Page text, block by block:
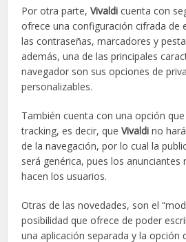
Por otra parte,Vivaldi cuenta con
ofrece una configuración cifrada de
las contraseñas, marcadores y
además, una de las principales
navegador son sus opciones de
personalizables.
También cuenta con una opción
tracking, es decir, queVivaldi no
de la navegación, por lo cual la
será genérica, pues los anunciantes
hacen los usuarios.
Otras de las novedades, son el
posibilidad que ofrece de poder
una aplicación separada y la opción